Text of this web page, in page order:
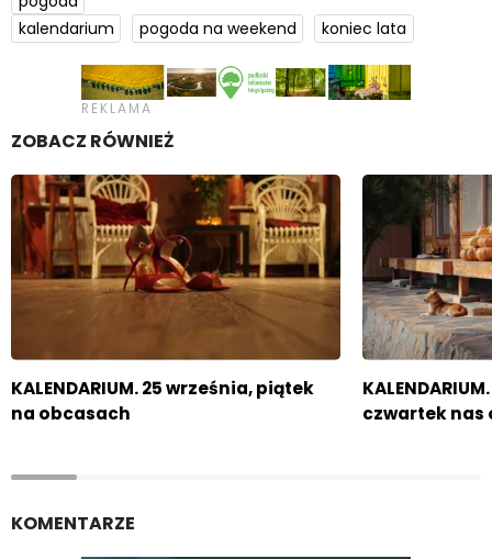
kalendarium
pogoda na weekend koniec lata
ZOBACZ RÓWNIEŻ
KALENDARIUM. 25 września, piątek
na obcasach
czwartek nas
KOMENTARZE